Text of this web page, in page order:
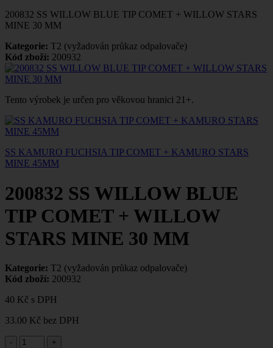
200832 SS WILLOW BLUE TIP COMET + WILLOW STARS
MINE 30 MM
Kategorie: T2 (vyžadován průkaz odpalovače)
Kód zboží: 200932
Tento výrobek je určen pro věkovou hranici 21+.
SS KAMURO FUCHSIA TIP COMET + KAMURO STARS
MINE 45MM
200832 SS WILLOW BLUE
TIP COMET + WILLOW
STARS MINE 30 MM
Kategorie: T2 (vyžadován průkaz odpalovače)
Kód zboží: 200932
40 Kč s DPH
33.00 Kč bez DPH
-
+